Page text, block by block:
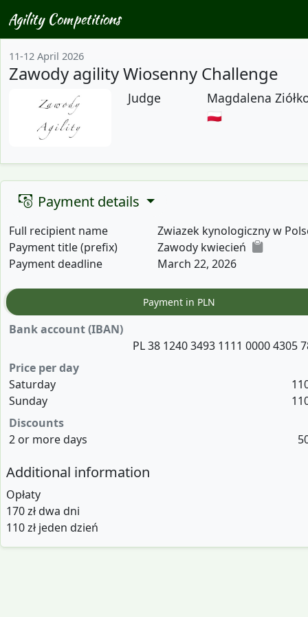
Agility Competitions
11-12 April 2026
Zawody agility Wiosenny Challenge
Judge
Magdalena
🇵🇱
Payment details
Full recipient name
Zwiazek kynologiczny w
Payment title (prefix)
Zawody kwiecień
Payment deadline
March 22, 2026
Payment in PLN
Bank account (IBAN)
PL 38 1240 3493 1111 0000 4305
Price per day
Saturday
Sunday
Discounts
2 or more days
Additional information
Opłaty
170 zł dwa dni
110 zł jeden dzień